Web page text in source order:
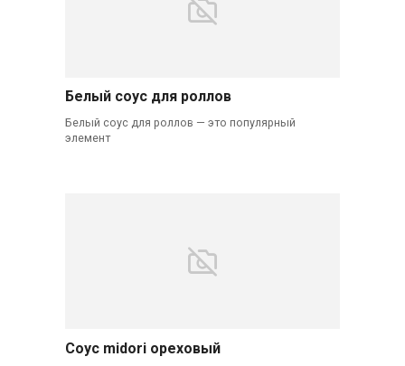
Белый соус для роллов
Белый соус для роллов — это популярный
элемент
Соус midori ореховый